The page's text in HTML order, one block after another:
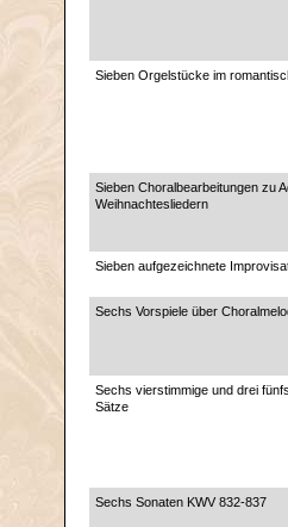
Sieben Orgelstücke im
Sieben Choralbearbeitungen zu
Weihnachtesliedern
Sieben aufgezeichnete
Sechs Vorspiele über
Sechs vierstimmige und drei
Sätze
Sechs Sonaten KWV 832-837